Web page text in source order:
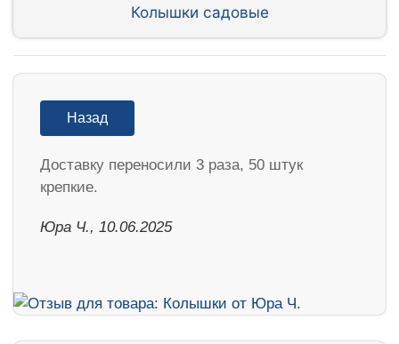
Колышки садовые
Назад
Доставку переносили 3 раза, 50 штук
крепкие.
Юра Ч., 10.06.2025